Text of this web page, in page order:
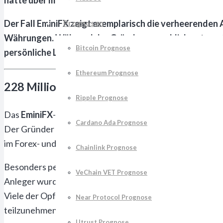
Prognosen
Bitcoin Prognose
Ethereum Prognose
Ripple Prognose
Cardano Ada Prognose
Chainlink Prognose
VeChain VET Prognose
Near Protocol Prognose
Der Fall EminiFX zeigt exemplarisch die
Währungen. Während der Gründer vorgeblich
persönliche Luxusausgaben und zur Finanzierung
228 Millionen Dollar Schaden: Wie der
Das EminiFX-Schema folgte dem klassischen Muster
Der Gründer lockte Anleger mit Versprechungen
im Forex- und Kryptomarkt. Diese unrealistisch hohen
Besonders perfide war die Zielgruppenauswahl des
Anleger wurden durch das betrügerische System
Viele der Opfer investierten ihre gesamten
teilzunehmen.